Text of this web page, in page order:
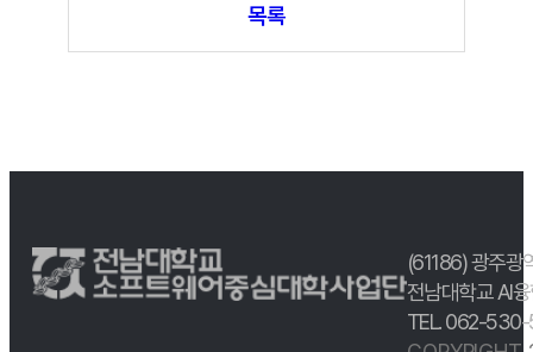
목록
(61186) 광주광
전남대학교 AI
TEL. 062-